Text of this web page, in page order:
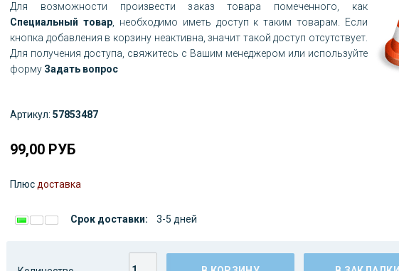
Для возможности произвести заказ товара помеченного, как
Специальный товар, необходимо иметь доступ к таким товарам. Если
кнопка добавления в корзину неактивна, значит такой доступ отсутствует.
Для получения доступа, свяжитесь с Вашим менеджером или используйте
форму Задать вопрос
Артикул: 57853487
99,00 РУБ
Плюс доставка
Срок доставки: 3-5 дней